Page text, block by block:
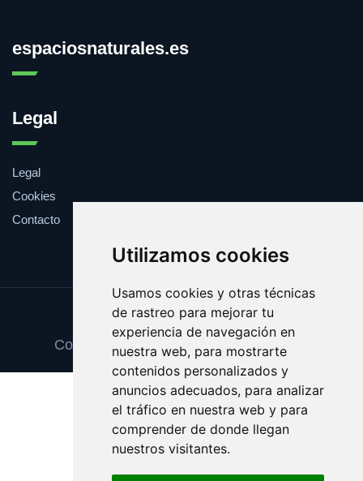
Utilizamos cookies
Usamos cookies y otras técnicas
de rastreo para mejorar tu
experiencia de navegación en
nuestra web, para mostrarte
contenidos personalizados y
anuncios adecuados, para analizar
el tráfico en nuestra web y para
comprender de donde llegan
nuestros visitantes.
espaciosnaturales.es
Legal
Legal
Cookies
Contacto
Update cookies preferences
Copyright © 2025 espaciosnaturales.es